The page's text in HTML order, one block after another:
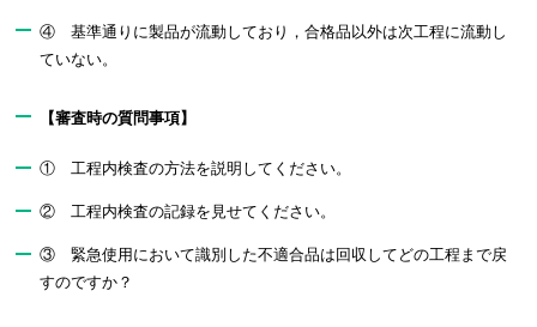
④ 基準通りに製品が流動しており，合格品以外は次工程に流動し
ていない。
【審査時の質問事項】
① 工程内検査の方法を説明してください。
② 工程内検査の記録を見せてください。
③ 緊急使用において識別した不適合品は回収してどの工程まで戻
すのですか？